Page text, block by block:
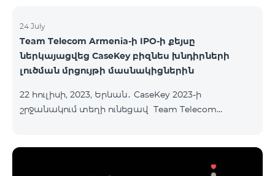
24 July
Team Telecom Armenia-ի IPO-ի քեյսը
ներկայացվեց CaseKey բիզնես խնդիրների
լուծման մրցույթի մասնակիցներին
22 հուլիսի, 2023, Երևան․ CaseKey 2023-ի
շրջանակում տեղի ունեցավ Team Telecom
երիտասարդներ ծանոթացան առաջնային